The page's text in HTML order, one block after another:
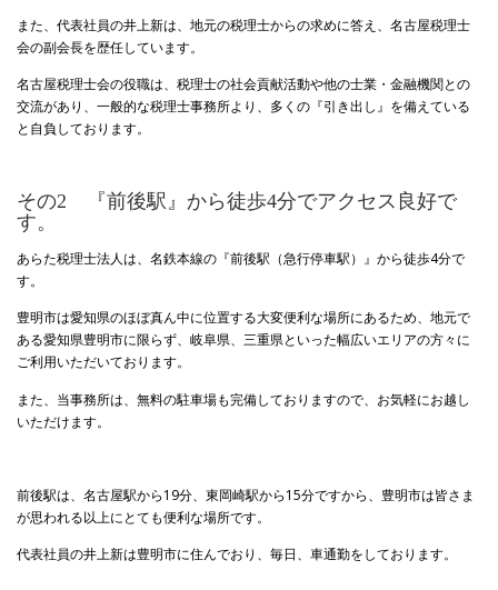
また、代表社員の井上新は、地元の税理士からの求めに答え、名古屋税理士
会の副会長を歴任しています。
名古屋税理士会の役職は、税理士の社会貢献活動や他の士業・金融機関との
交流があり、一般的な税理士事務所より、多くの『引き出し』を備えている
と自負しております。
その2 『前後駅』から徒歩4分でアクセス良好で
す。
あらた税理士法人は、名鉄本線の『前後駅（急行停車駅）』から徒歩4分で
す。
豊明市は愛知県のほぼ真ん中に位置する大変便利な場所にあるため、地元で
ある愛知県豊明市に限らず、岐阜県、三重県といった幅広いエリアの方々に
ご利用いただいております。
また、当事務所は、無料の駐車場も完備しておりますので、お気軽にお越し
いただけます。
前後駅は、名古屋駅から19分、東岡崎駅から15分ですから、豊明市は皆さま
が思われる以上にとても便利な場所です。
代表社員の井上新は豊明市に住んでおり、毎日、車通勤をしております。